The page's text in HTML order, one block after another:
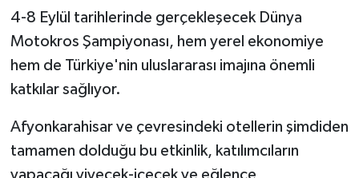
4-8 Eylül tarihlerinde gerçekleşecek Dünya
Motokros Şampiyonası, hem yerel ekonomiye
hem de Türkiye'nin uluslararası imajına önemli
katkılar sağlıyor.
Afyonkarahisar ve çevresindeki otellerin şimdiden
tamamen dolduğu bu etkinlik, katılımcıların
yapacağı yiyecek-içecek ve eğlence